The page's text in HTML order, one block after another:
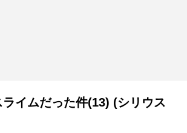
イムだった件(13) (シリウス